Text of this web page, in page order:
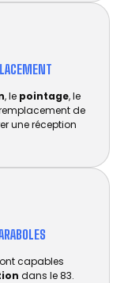
, le pointage, le
de
une réception
capables
dans le 83.